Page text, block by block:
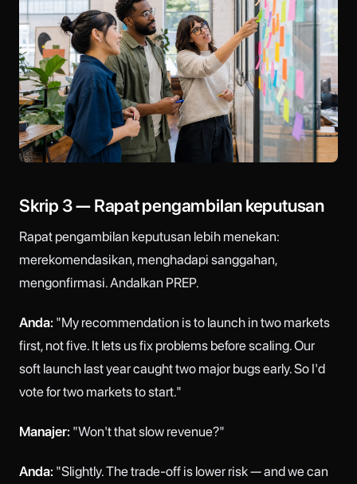
Skrip 3 — Rapat pengambilan keputusan
Rapat pengambilan keputusan lebih menekan:
merekomendasikan, menghadapi sanggahan,
mengonfirmasi. Andalkan PREP.
Anda: "My recommendation is to launch in two markets
first, not five. It lets us fix problems before scaling. Our
soft launch last year caught two major bugs early. So I'd
vote for two markets to start."
Manajer: "Won't that slow revenue?"
Anda: "Slightly. The trade-off is lower risk — and we can